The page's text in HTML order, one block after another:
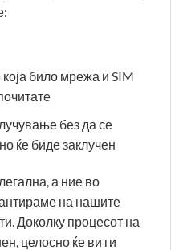
било мрежа и SIM
без да се
ќе биде заклучен
а ние во
на нашите
Доколку процесот на
целосно ќе ви ги